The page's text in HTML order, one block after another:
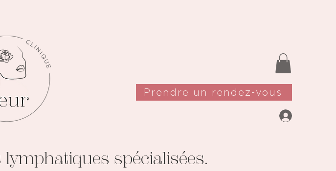
Prendre un rendez-vous
spécialisées.